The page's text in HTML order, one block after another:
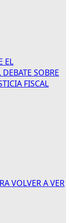
EL
SOBRE
FISCAL
VOLVER A VER